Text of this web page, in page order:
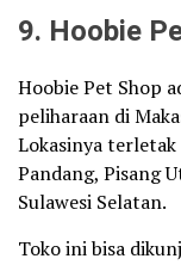
9. Hoobie
Hoobie Pet Shop
peliharaan di
Lokasinya
Pandang, Pisang
Sulawesi Selatan.
Toko ini bisa